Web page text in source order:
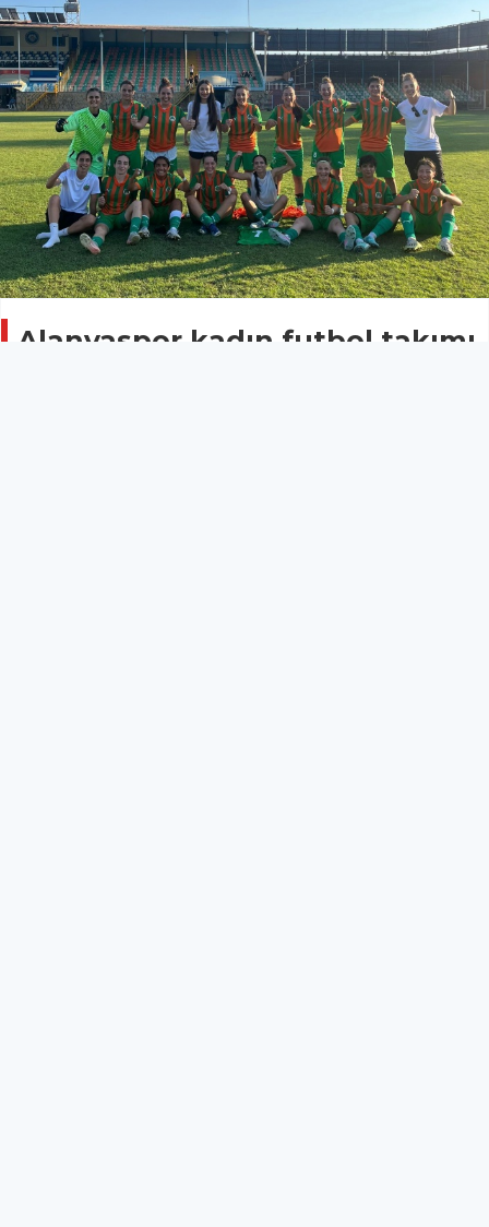
Alanyaspor kadın futbol takımı